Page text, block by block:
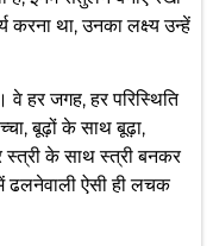
था, उनका लक्ष्य उन्हें
हर जगह, हर परिस्थिति
बूढ़ों के साथ बूढ़ा,
के साथ स्त्री बनकर
ढलनेवाली ऐसी ही लचक